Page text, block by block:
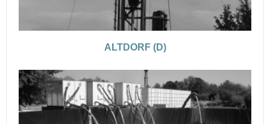
ALTDORF (D)